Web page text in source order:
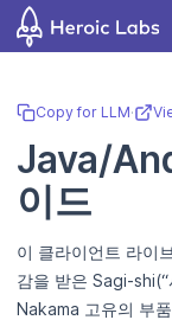
Copy for LLM·
Java/
이드
이 클라이언트 라이
감을 받은 Sagi-
Nakama 고유의 부